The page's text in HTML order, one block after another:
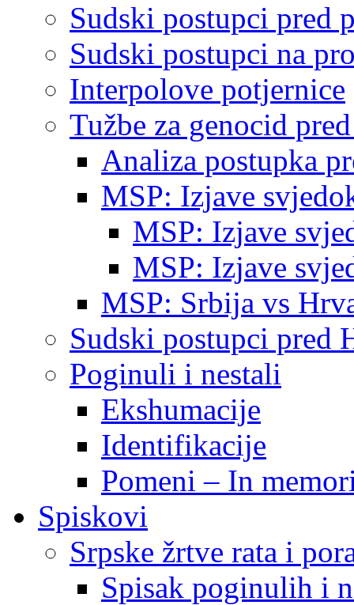
Sudski postupci pred
Sudski postupci na
Interpolove potjernice
Tužbe za genocid
Analiza postupka
MSP: Izjave
MSP: Izjave
MSP: Izjave
MSP: Srbija vs
Sudski postupci pred
Poginuli i nestali
Ekshumacije
Identifikacije
Pomeni – In
Spiskovi
Srpske žrtve rata i
Spisak poginulih i